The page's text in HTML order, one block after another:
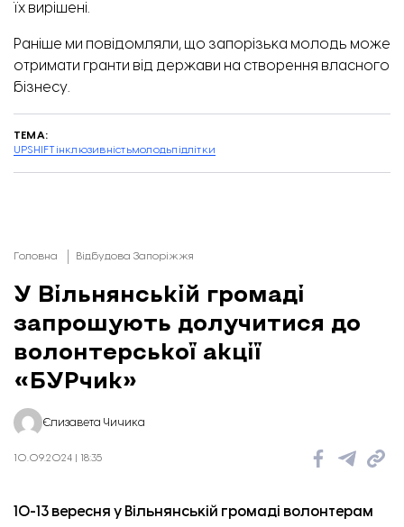
їх вирішені.
Раніше ми повідомляли, що запорізька молодь може
отримати гранти від держави на створення власного
бізнесу.
ТЕМА:
UPSHIFTінклюзивністьмолодьпідлітки
Головна Відбудова Запоріжжя
У Вільнянській громаді
запрошують долучитися до
волонтерської акції
«БУРчик»
Єлизавета Чичика
10.09.2024 | 18:35
10-13 вересня у Вільнянській громаді волонтерам